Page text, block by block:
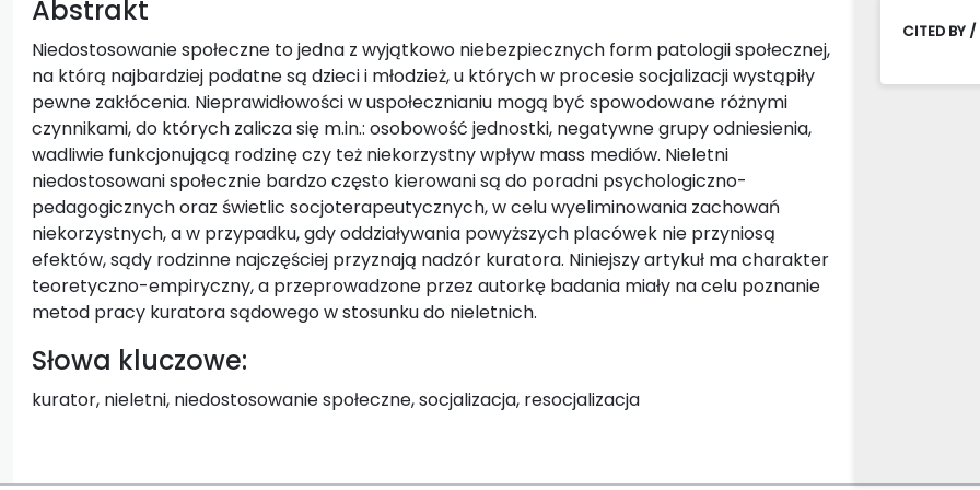
Abstrakt
Niedostosowanie społeczne to jedna z wyjątkowo niebezpiecznych form patologii społecznej,
na którą najbardziej podatne są dzieci i młodzież, u których w procesie socjalizacji wystąpiły
pewne zakłócenia. Nieprawidłowości w uspołecznianiu mogą być spowodowane różnymi
czynnikami, do których zalicza się m.in.: osobowość jednostki, negatywne grupy odniesienia,
wadliwie funkcjonującą rodzinę czy też niekorzystny wpływ mass mediów. Nieletni
niedostosowani społecznie bardzo często kierowani są do poradni psychologiczno-
pedagogicznych oraz świetlic socjoterapeutycznych, w celu wyeliminowania zachowań
niekorzystnych, a w przypadku, gdy oddziaływania powyższych placówek nie przyniosą
efektów, sądy rodzinne najczęściej przyznają nadzór kuratora. Niniejszy artykuł ma charakter
teoretyczno-empiryczny, a przeprowadzone przez autorkę badania miały na celu poznanie
metod pracy kuratora sądowego w stosunku do nieletnich.
Słowa kluczowe:
kurator, nieletni, niedostosowanie społeczne, socjalizacja, resocjalizacja
CITED BY /